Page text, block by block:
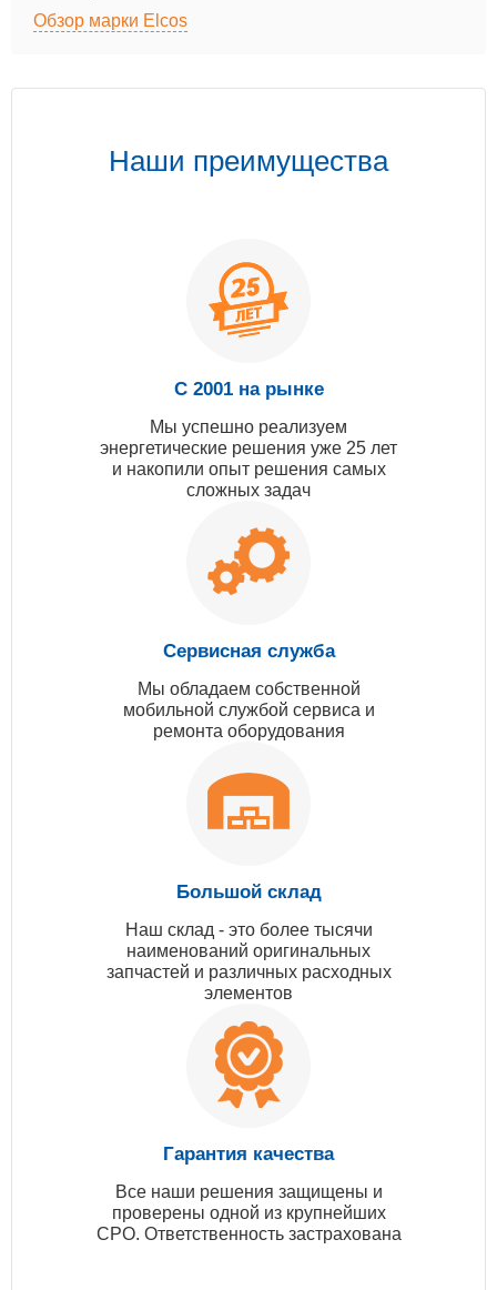
Обзор марки Elcos
Наши преимущества
С 2001 на рынке
Мы успешно реализуем
энергетические решения уже 25 лет
и накопили опыт решения самых
сложных задач
Сервисная служба
Мы обладаем собственной
мобильной службой сервиса и
ремонта оборудования
Большой склад
Наш склад - это более тысячи
наименований оригинальных
запчастей и различных расходных
элементов
Гарантия качества
Все наши решения защищены и
проверены одной из крупнейших
СРО. Ответственность застрахована